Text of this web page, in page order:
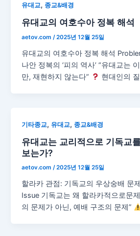
유대교, 종교&배경
유대교의 여호수아 정복 해석
aetov.com/2025년 12월 25일
유대교의 여호수아 정복 해석
나안 정복의 ‘피의 역사’ “유대교는
만, 재현하지 않는다”
현대인의
기타종교, 유대교, 종교&배경
유대교는 교리적으로 기독교
보는가?
aetov.com/2025년 12월 25일
할라카 관점: 기독교의 우상숭배 문
Issue 기독교는 왜 할라카적으로문
의 문제가 아닌, 예배 구조의 문제”